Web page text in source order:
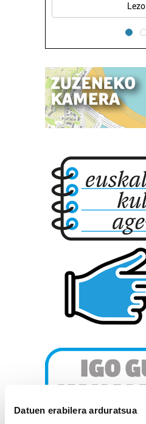
Datuen erabilera arduratsua
Lezo